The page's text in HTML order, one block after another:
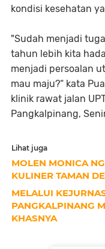
kondisi kesehatan
"Sudah menjadi
tahun lebih kita
menjadi persoalan
mau maju?“ kata
klinik rawat jalan
Pangkalpinang,
Lihat juga
MOLEN MONICA
KULINER TAMAN
MELALUI
PANGKALPINANG
KHASNYA